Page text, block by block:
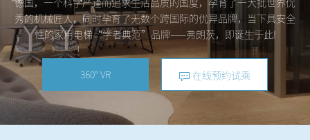
秀的机械匠人，同时孕育了无数个跨国际的优异品牌，当下具安全
性的家用电梯“学者典范”品牌——弗朗茨，即诞生于此!
360° VR 在线预约试乘